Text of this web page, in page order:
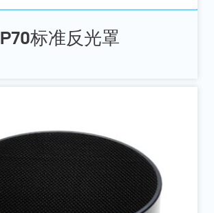
P70标准反光罩